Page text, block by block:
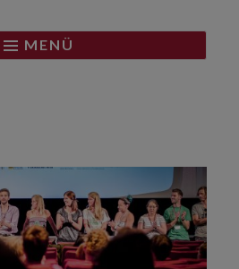
MENÜ